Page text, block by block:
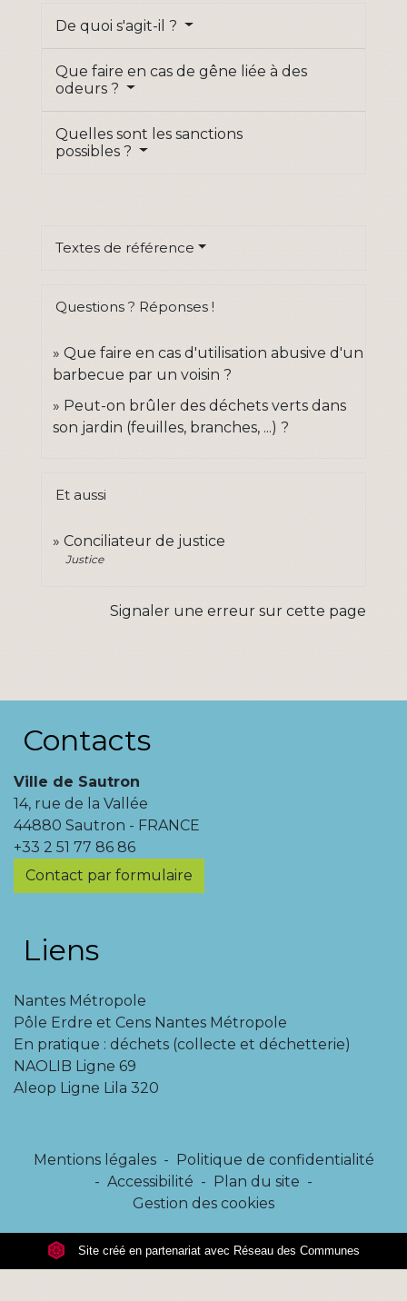
De quoi s'agit-il ?
Que faire en cas de gêne liée à des
odeurs ?
Quelles sont les sanctions
possibles ?
Textes de référence
Questions ? Réponses !
Que faire en cas d'utilisation abusive d'un
barbecue par un voisin ?
Peut-on brûler des déchets verts dans
son jardin (feuilles, branches, ...) ?
Et aussi
Conciliateur de justice
Justice
Signaler une erreur sur cette page
Contacts
Ville de Sautron
14, rue de la Vallée
44880 Sautron - FRANCE
+33 2 51 77 86 86
Contact par formulaire
Liens
Nantes Métropole
Pôle Erdre et Cens Nantes Métropole
En pratique : déchets (collecte et déchetterie)
NAOLIB Ligne 69
Aleop Ligne Lila 320
Mentions légales - Politique de confidentialité
- Accessibilité - Plan du site -
Gestion des cookies
Site créé en partenariat avec Réseau des Communes